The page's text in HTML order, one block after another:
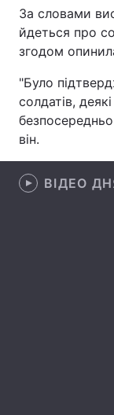
Спорт
Техно і зв'язок
Зброя
Здоров'я
Екологія
За словами
йдеться про
згодом
"Було
солдатів,
він.
ВІДЕО